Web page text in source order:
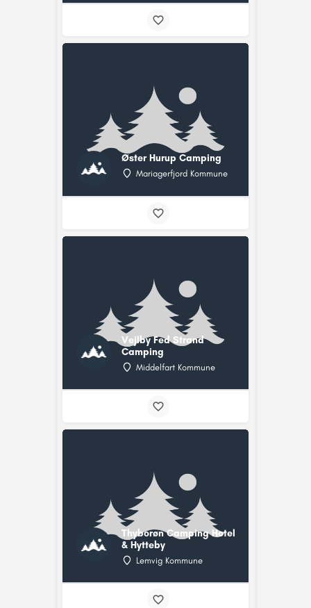
Øster Hurup Camping
Mariagerfjord Kommune
Vejlby Fed Strand
Camping
Middelfart Kommune
Thyborøn Camping Hotel
& Hytteby
Lemvig Kommune